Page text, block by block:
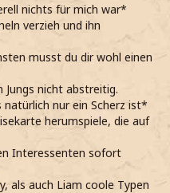
nichts für mich war*
verzieh und ihn
musst du dir wohl einen
Jungs nicht abstreitig.
nur ein Scherz ist*
herumspiele, die auf
Interessenten sofort
als auch Liam coole Typen